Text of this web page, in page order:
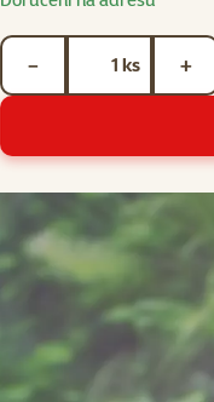
ks
− +